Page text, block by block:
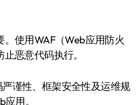
使用WAF（Web应用防火
恶意代码执行。
谨性、框架安全性及运维规
用。